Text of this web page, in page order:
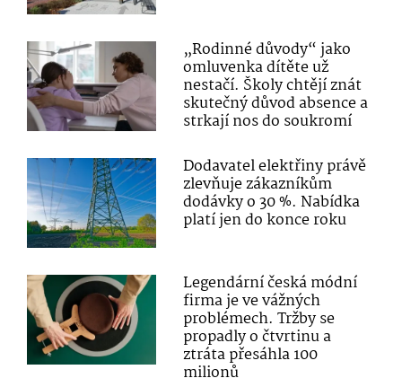
„Rodinné důvody“ jako
omluvenka dítěte už
nestačí. Školy chtějí znát
skutečný důvod absence a
strkají nos do soukromí
Dodavatel elektřiny právě
zlevňuje zákazníkům
dodávky o 30 %. Nabídka
platí jen do konce roku
Legendární česká módní
firma je ve vážných
problémech. Tržby se
propadly o čtvrtinu a
ztráta přesáhla 100
milionů